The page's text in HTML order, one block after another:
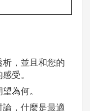
，並且和您的
受。
為何。
，什麼是最適